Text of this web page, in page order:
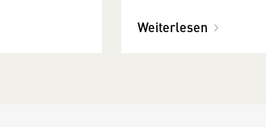
Weiterlesen